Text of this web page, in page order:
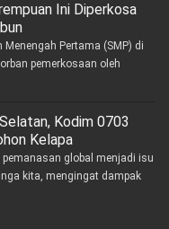
Ini Diperkosa
Menengah Pertama (SMP) di
pemerkosaan oleh
Kodim 0703
Kelapa
global menjadi isu
kita, mengingat dampak